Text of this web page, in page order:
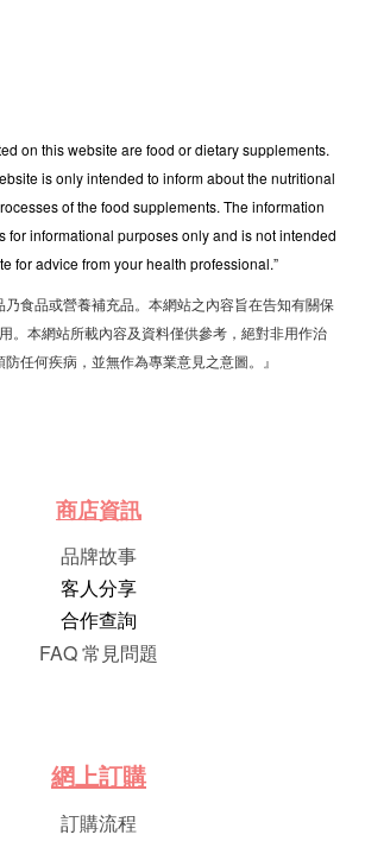
on this website are food or dietary supplements.
is only intended to inform about the nutritional
of the food supplements. The information
for informational purposes only and is not intended
for advice from your health professional.”
乃食品或營養補充品。本網站之內容旨在告知有關保
。本網站所載內容及資料僅供參考，絕對非用作治
任何疾病，並無作為專業意見之意圖。』
商店資訊
品牌故事
客人分享
合作查詢
FAQ 常見問題
網上訂購
訂購流程